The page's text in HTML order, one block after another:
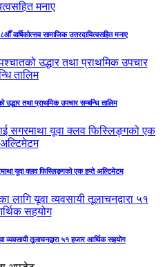
वार्षिकोत्सव सामाजिक उत्तरदायित्वसहित मनाए
तथा प्राथमिक उपचार सम्बन्धि तालिम
यूवा क्लव फिस्लिङ्गको एक हप्ते अल्टिमेटम
व्यवसायी तूलाचनद्वारा ५१ हजार आर्थिक सहयोग